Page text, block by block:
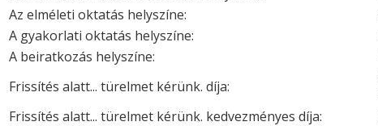
Az elméleti oktatás helyszíne:
A gyakorlati oktatás helyszíne:
A beiratkozás helyszíne:
Frissítés alatt... türelmet kérünk. díja:
Frissítés alatt... türelmet kérünk. kedvezményes díja: